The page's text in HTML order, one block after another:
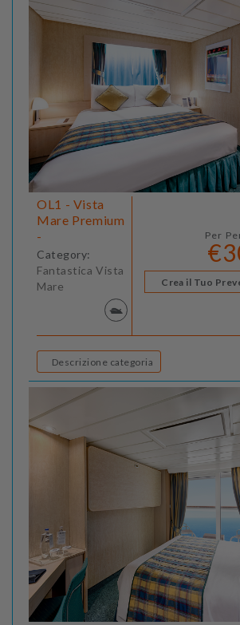
OL1 - Vista
Mare Premium
-
Category:
Fantastica Vista
Mare
Per
Crea il Tuo
Descrizione categoria